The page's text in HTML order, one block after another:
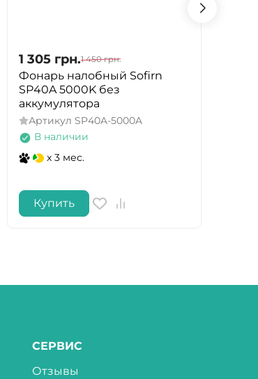
1 305 грн.1 450 грн.
Фонарь налобный Sofirn
SP40A 5000K без
аккумулятора
Артикул SP40A-5000A
В наличии
x 3 мес.
Купить
СЕРВИС
Отзывы